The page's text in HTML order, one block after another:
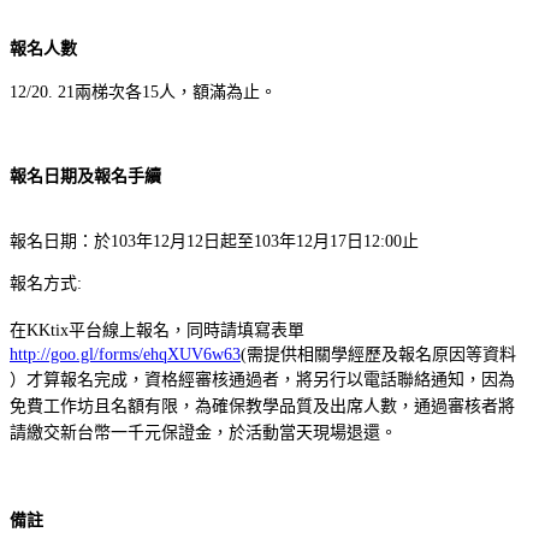
報名人數
12/20. 21兩梯次各15人，額滿為止。
報名日期及報名手續
報名日期：於103年12月12日起至103年12月17日12:00止
報名方式:
在KKtix平台線上報名，同時請填寫表單
http://goo.gl/forms/ehqXUV6w63(需提供相關學經歷及報名原因等資料
）才算報名完成， 資格經審核通過者，將另行以電話聯絡通知，因為
免費工作坊且名額有限，為確保教學品質及出席人數，通過審核者將
請繳交新台幣一千元保證金，於活動當天現場退還。
備註